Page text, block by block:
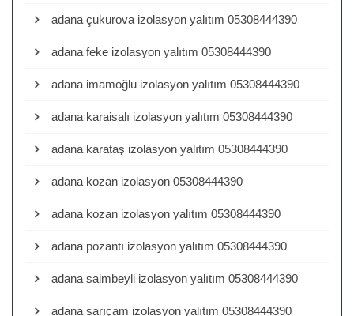
adana çukurova izolasyon yalıtım 05308444390
adana feke izolasyon yalıtım 05308444390
adana imamoğlu izolasyon yalıtım 05308444390
adana karaisalı izolasyon yalıtım 05308444390
adana karataş izolasyon yalıtım 05308444390
adana kozan izolasyon 05308444390
adana kozan izolasyon yalıtım 05308444390
adana pozantı izolasyon yalıtım 05308444390
adana saimbeyli izolasyon yalıtım 05308444390
adana sarıçam izolasyon yalıtım 05308444390